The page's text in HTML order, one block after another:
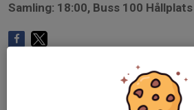
Samling: 18:00, Buss 100